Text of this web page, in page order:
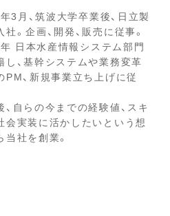
3月、筑波大学卒業後、日立製
社。企画、開発、販売に従事。
日本水産情報システム部門
し、基幹システムや業務変革
PM、新規事業立ち上げに従
、自らの今までの経験値、スキ
会実装に活かしたいという想
当社を創業。